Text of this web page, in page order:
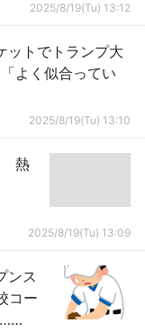
2025/8/19(Tu) 13:12
ットでトランプ大
よく似合ってい
2025/8/19(Tu) 13:10
熱
2025/8/19(Tu) 13:09
ンス
コー